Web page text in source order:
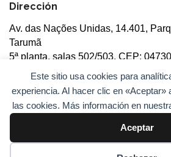
Este sitio usa cookies para
experiencia. Al hacer clic en «Aceptar»
las cookies. Más información en
Aceptar
Dirección
Av. das Nações Unidas, 14.401,
Tarumã
5ª planta, salas 502/503, CEP:
© 2026ANBC.Todos los derechos